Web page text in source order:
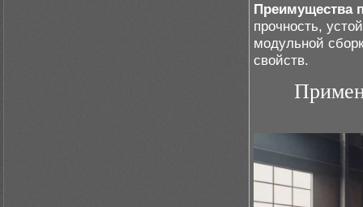
Преимущества
прочность,
модульной
свойств.